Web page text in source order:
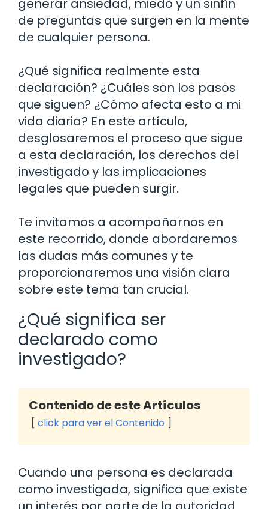
generar ansiedad, miedo y un sinfín
de preguntas que surgen en la mente
de cualquier persona.
¿Qué significa realmente esta
declaración? ¿Cuáles son los pasos
que siguen? ¿Cómo afecta esto a mi
vida diaria? En este artículo,
desglosaremos el proceso que sigue
a esta declaración, los derechos del
investigado y las implicaciones
legales que pueden surgir.
Te invitamos a acompañarnos en
este recorrido, donde abordaremos
las dudas más comunes y te
proporcionaremos una visión clara
sobre este tema tan crucial.
¿Qué significa ser
declarado como
investigado?
Contenido de este Artículos
click para ver el Contenido
Cuando una persona es declarada
como investigada, significa que existe